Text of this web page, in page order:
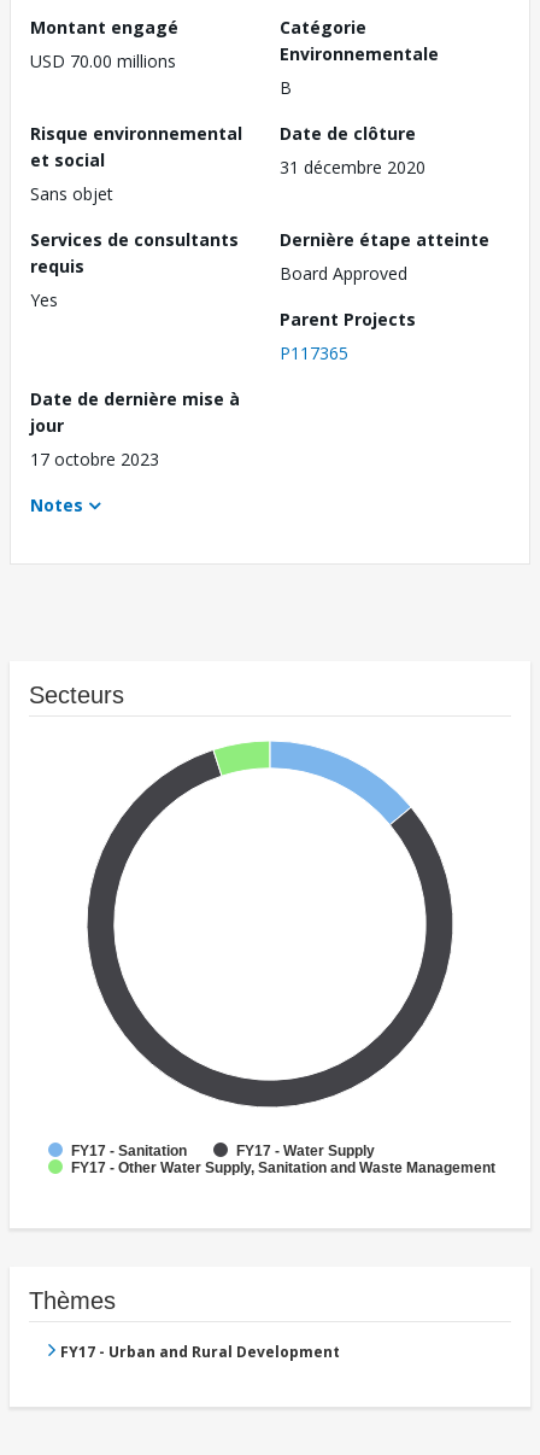
Montant engagé
USD 70.00 millions
Catégorie
Environnementale
B
Risque environnemental
et social
Sans objet
Date de clôture
31 décembre 2020
Services de consultants
requis
Yes
Dernière étape atteinte
Board Approved
Parent Projects
P117365
Date de dernière mise à
jour
17 octobre 2023
Notes
Secteurs
FY17 - Sanitation
FY17 - Water Supply
FY17 - Other Water Supply, Sanitation and Waste Management
Thèmes
FY17 - Urban and Rural Development